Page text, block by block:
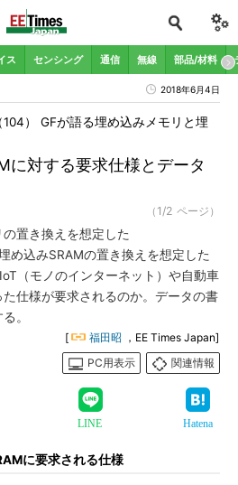
ス センシング 通信 無線 部品/材料
2018年6月4日
に対する要求仕様とデータ
） GFが語る埋め込みメモリと埋
（1/2 ページ）
置き換えを想定した
め込みSRAMの置き換えを想定した
（モノのインターネット）や自動車
仕様が要求されるのか。データの書
。
[ 福田昭 ，EE Times Japan]
PC用表示
関連情報
LINE Hatena
に要求される仕様